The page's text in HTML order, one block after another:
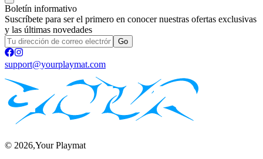
Boletín informativo
Suscríbete para ser el primero en conocer nuestras ofertas exclusivas
y las últimas novedades
Go
support@yourplaymat.com
© 2026,Your Playmat